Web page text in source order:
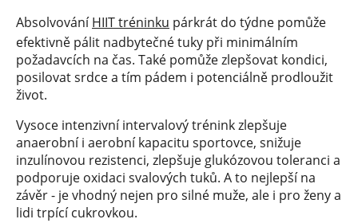
AbsolvováníHIIT tréninku párkrát do týdne pomůže
efektivně pálit nadbytečné tuky při minimálním
požadavcích na čas. Také pomůže zlepšovat kondici,
posilovat srdce a tím pádem i potenciálně prodloužit
život.
Vysoce intenzivní intervalový trénink zlepšuje
anaerobní i aerobní kapacitu sportovce, snižuje
inzulínovou rezistenci, zlepšuje glukózovou toleranci a
podporuje oxidaci svalových tuků. A to nejlepší na
závěr - je vhodný nejen pro silné muže, ale i pro ženy a
lidi trpící cukrovkou.